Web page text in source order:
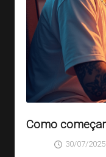
Como
30/07/2025